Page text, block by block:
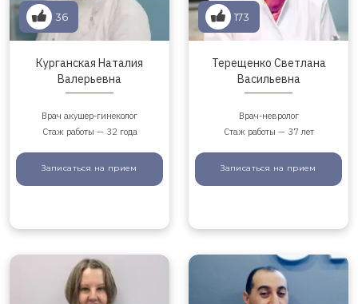
36
Курганская Наталия
Валерьевна
Врач акушер-гинеколог
Стаж работы — 32 года
Записаться на прием
173
Терещенко Светлана
Васильевна
Врач-невролог
Стаж работы — 37 лет
Записаться на прием